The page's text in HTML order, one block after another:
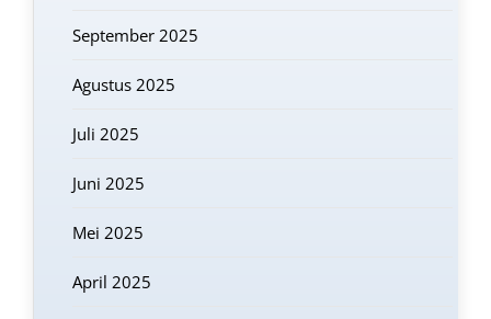
September 2025
Agustus 2025
Juli 2025
Juni 2025
Mei 2025
April 2025